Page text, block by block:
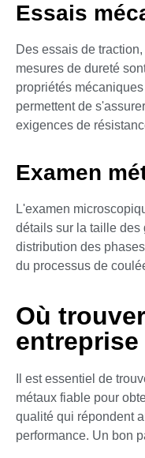
Essais
Des essais de
mesures de dureté
propriétés
permettent de
exigences de
Examen
L'examen
détails sur la taille
distribution des
du processus de
Où
Il est essentiel de
métaux fiable pour
qualité qui répondent
performance. Un bon